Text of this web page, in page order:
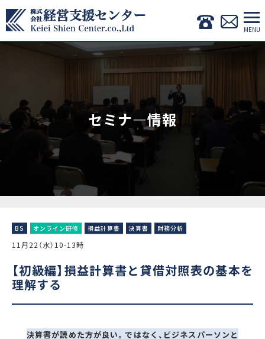
セミナ―情報
BS オンライン研修 損益計算書 決算書 財務分析
11月22（水）10-13時
【初級編】損益計算書と貸借対照表の基本を
理解する
決算書が読めた方が良い。ではなく、ビジネスパーソンと